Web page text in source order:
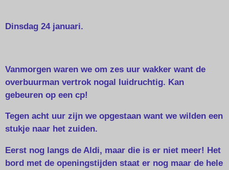
Dinsdag 24 januari.
Vanmorgen waren we om zes uur wakker want de
overbuurman vertrok nogal luidruchtig. Kan
gebeuren op een cp!
Tegen acht uur zijn we opgestaan want we wilden een
stukje naar het zuiden.
Eerst nog langs de Aldi, maar die is er niet meer! Het
bord met de openingstijden staat er nog maar de hele